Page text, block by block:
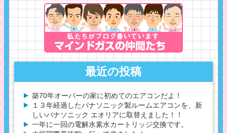
最近の投稿
築70年オーバーの家に初めてのエアコンだよ！
１３年経過したパナソニック製ルームエアコンを、新
しいパナソニック エオリアに取替えました！！
一年に一回の電解水素水カートリッジ交換です。